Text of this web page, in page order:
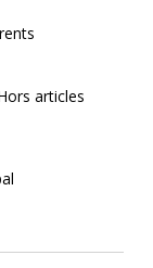
articles